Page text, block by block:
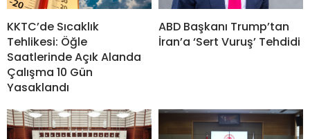
KKTC’de Sıcaklık
Tehlikesi: Öğle
Saatlerinde Açık Alanda
Çalışma 10 Gün
Yasaklandı
ABD Başkanı Trump’tan
İran’a ‘Sert Vuruş’ Tehdidi